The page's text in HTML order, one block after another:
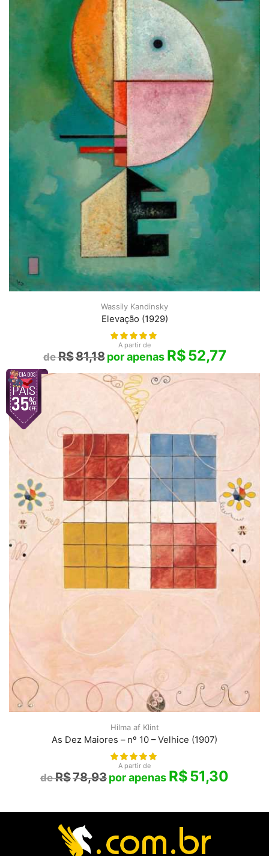
Wassily Kandinsky
Elevação (1929)
A partir de
R$81,18 R$52,77
Hilma af Klint
As Dez Maiores – nº 10 – Velhice (1907)
A partir de
R$78,93 R$51,30